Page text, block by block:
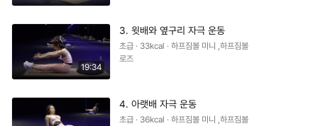
19:34
3. 윗배와 옆구리 자극 운동
초급 · 33kcal · 하프짐볼 미니 ,하프짐볼
로즈
4. 아랫배 자극 운동
초급 · 36kcal · 하프짐볼 미니 ,하프짐볼